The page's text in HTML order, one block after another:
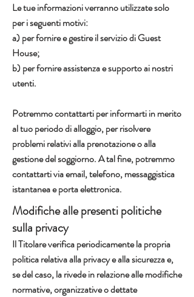
Le tue informazioni verranno utilizzate solo
per i seguenti motivi:
a) per fornire e gestire il servizio di Guest
House;
b) per fornire assistenza e supporto ai nostri
utenti.
Potremmo contattarti per informarti in merito
al tuo periodo di alloggio, per risolvere
problemi relativi alla prenotazione o alla
gestione del soggiorno. A tal fine, potremmo
contattarti via email, telefono, messaggistica
istantanea e porta elettronica.
Modifiche alle presenti politiche
sulla privacy
Il Titolare verifica periodicamente la propria
politica relativa alla privacy e alla sicurezza e,
se del caso, la rivede in relazione alle modifiche
normative, organizzative o dettate